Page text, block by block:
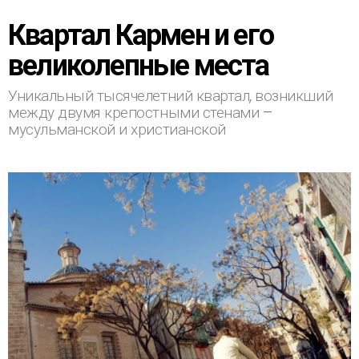
Квартал Кармен и его
великолепные места
Уникальный тысячелетний квартал, возникший
между двумя крепостными стенами –
мусульманской и христианской